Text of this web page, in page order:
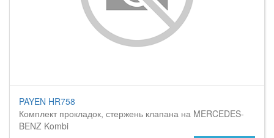
PAYEN HR758
Комплект прокладок, стержень клапана на MERCEDES-
BENZ Kombi